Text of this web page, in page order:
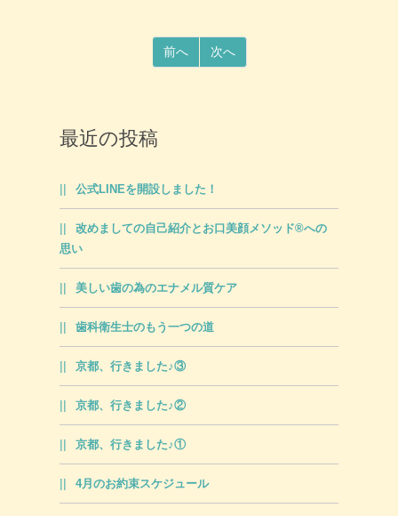
前へ 次へ
最近の投稿
公式LINEを開設しました！
改めましての自己紹介とお口美顔メソッド®への
思い
美しい歯の為のエナメル質ケア
歯科衛生士のもう一つの道
京都、行きました♪③
京都、行きました♪②
京都、行きました♪①
4月のお約束スケジュール